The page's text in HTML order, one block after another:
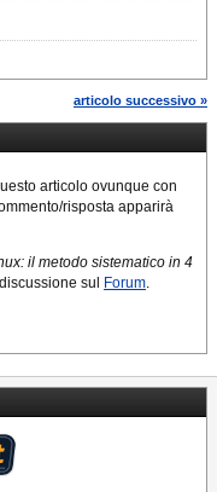
articolo successivo »
articolo ovunque con
risposta apparirà
il metodo sistematico in 4
sul Forum.